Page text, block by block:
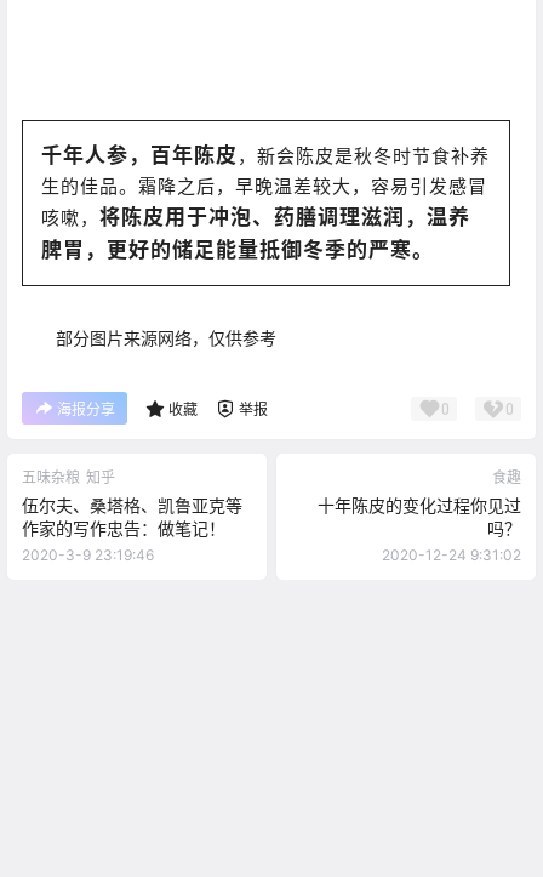
千年人参，百年陈皮 ，新会陈皮是秋冬时节食补养
生的佳品。霜降之后，早晚温差较大，容易引发感冒
咳嗽， 将陈皮用于冲泡、药膳调理滋润，温养
脾胃，更好的储足能量抵御冬季的严寒。
部分图片来源网络，仅供参考
海报分享 收藏 举报 0 0
五味杂粮 知乎
伍尔夫、桑塔格、凯鲁亚克等
作家的写作忠告：做笔记！
2020-3-9 23:19:46
食趣
十年陈皮的变化过程你见过
吗？
2020-12-24 9:31:02